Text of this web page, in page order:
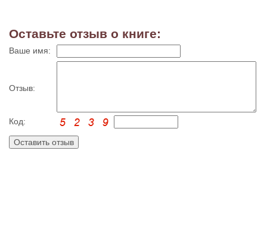
Оставьте отзыв о книге:
Ваше имя:
Отзыв:
Код: